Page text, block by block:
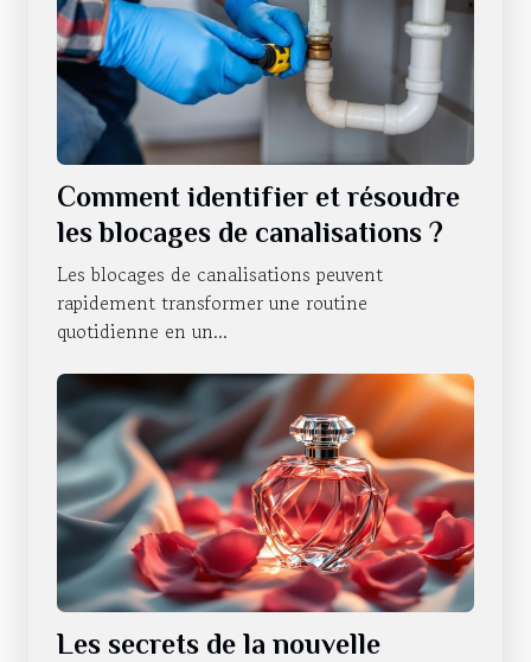
Comment identifier et résoudre
les blocages de canalisations ?
Les blocages de canalisations peuvent
rapidement transformer une routine
quotidienne en un...
Les secrets de la nouvelle